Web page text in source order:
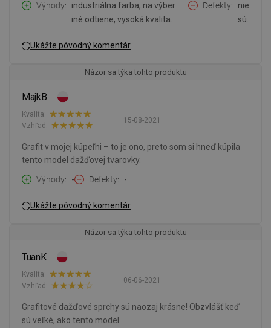
Výhody
industriálna farba, na výber
iné odtiene, vysoká kvalita.
Defekty
nie
sú.
Ukážte pôvodný komentár
Názor sa týka tohto produktu
MajkB
15-08-2021
Kvalita:
Vzhľad:
Grafit v mojej kúpeľni – to je ono, preto som si hneď kúpila
tento model dažďovej tvarovky.
Výhody
- Defekty -
Ukážte pôvodný komentár
Názor sa týka tohto produktu
TuanK
06-06-2021
Kvalita:
Vzhľad:
Grafitové dažďové sprchy sú naozaj krásne! Obzvlášť keď
sú veľké, ako tento model.